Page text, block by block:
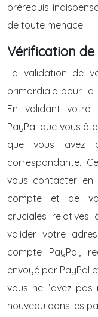
prérequis
de toute menace.
Vérification de
La validation de
primordiale pour
En validant votre
PayPal que vous
que vous avez
correspondante.
vous contacter en
compte et de
cruciales
valider votre
compte PayPal,
envoyé par PayPal
vous ne l’avez
nouveau dans les